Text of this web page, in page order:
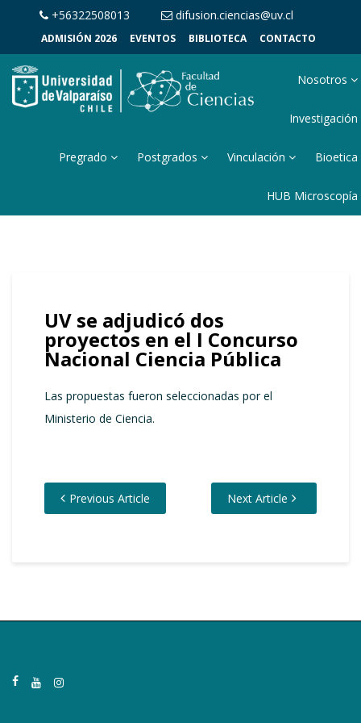
+56322508013 difusion.ciencias@uv.cl
ADMISIÓN 2026 EVENTOS BIBLIOTECA CONTACTO
Nosotros
Investigación
Pregrado Postgrados Vinculación Bioetica
HUB Microscopía
UV se adjudicó dos
proyectos en el I Concurso
Nacional Ciencia Pública
Las propuestas fueron seleccionadas por el
Ministerio de Ciencia.
Previous Article Next Article